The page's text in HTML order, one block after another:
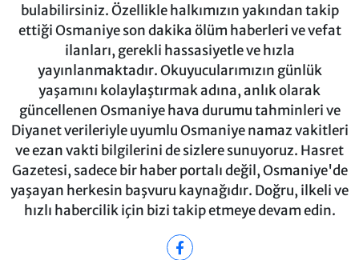
bulabilirsiniz. Özellikle halkımızın yakından takip
ettiği Osmaniye son dakika ölüm haberleri ve vefat
ilanları, gerekli hassasiyetle ve hızla
yayınlanmaktadır. Okuyucularımızın günlük
yaşamını kolaylaştırmak adına, anlık olarak
güncellenen Osmaniye hava durumu tahminleri ve
Diyanet verileriyle uyumlu Osmaniye namaz vakitleri
ve ezan vakti bilgilerini de sizlere sunuyoruz. Hasret
Gazetesi, sadece bir haber portalı değil, Osmaniye'de
yaşayan herkesin başvuru kaynağıdır. Doğru, ilkeli ve
hızlı habercilik için bizi takip etmeye devam edin.